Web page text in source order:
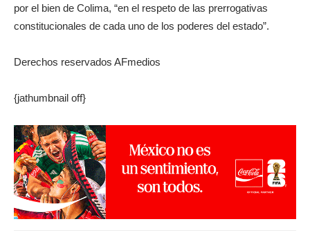
por el bien de Colima, “en el respeto de las prerrogativas
constitucionales de cada uno de los poderes del estado”.
Derechos reservados AFmedios
{jathumbnail off}